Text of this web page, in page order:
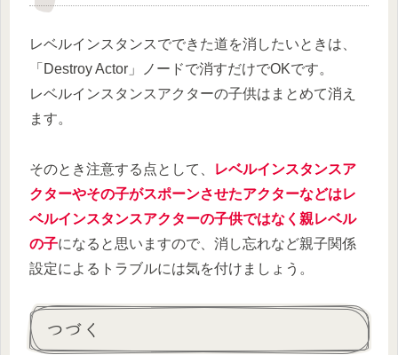
レベルインスタンスでできた道を消したいときは、
「Destroy Actor」ノードで消すだけでOKです。
レベルインスタンスアクターの子供はまとめて消え
ます。
そのとき注意する点として、
レベルインスタンスア
クターやその子がスポーンさせたアクターなどはレ
ベルインスタンスアクターの子供ではなく親レベル
の子になると思いますので、消し忘れなど親子関係
設定によるトラブルには気を付けましょう。
つづく